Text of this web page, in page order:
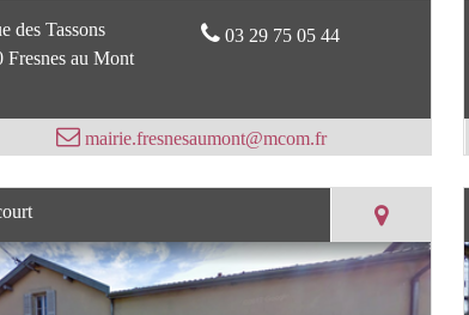
des Tassons
Fresnes au Mont
03 29 75 05 44
mairie.fresnesaumont@mcom.fr